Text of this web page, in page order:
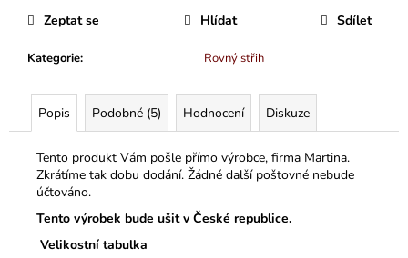
Kategorie: Rovný střih
Zeptat se Hlídat Sdílet
Popis Podobné (5) Hodnocení Diskuze
Tento produkt Vám pošle přímo výrobce, firma Martina.
Zkrátíme tak dobu dodání. Žádné další poštovné nebude
účtováno.
Tento výrobek bude ušit v České republice.
Velikostní tabulka